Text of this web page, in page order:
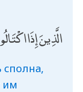
الَّذِينَ إِذَا
сполна,
им